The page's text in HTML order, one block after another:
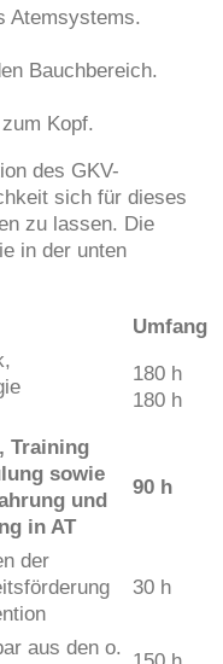
Atemsystems.
Bauchbereich.
Kopf.
des GKV-
sich für dieses
zu lassen. Die
in der unten
Umfang
180 h
180 h
Training
sowie
und
in AT
90 h
der
30 h
aus den o.